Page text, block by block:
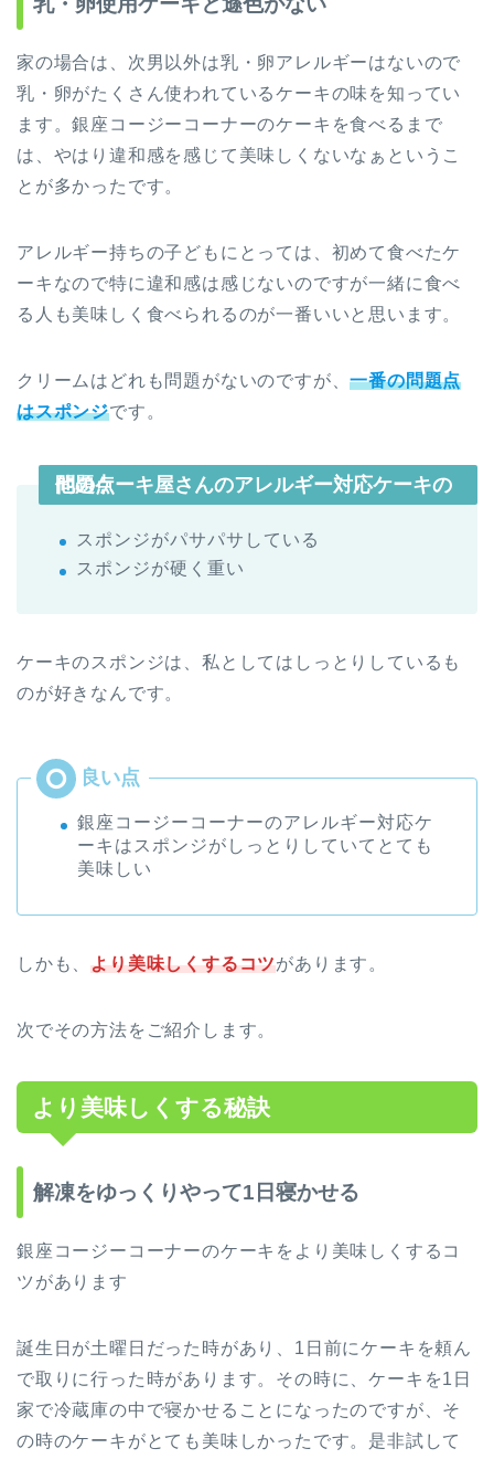
家の場合は、次男以外は乳・卵アレルギーはないので
乳・卵がたくさん使われているケーキの味を知ってい
ます。銀座コージーコーナーのケーキを食べるまで
は、やはり違和感を感じて美味しくないなぁというこ
とが多かったです。
アレルギー持ちの子どもにとっては、初めて食べたケ
ーキなので特に違和感は感じないのですが一緒に食べ
る人も美味しく食べられるのが一番いいと思います。
クリームはどれも問題がないのですが、一番の問題点
はスポンジです。
他のケーキ屋さんのアレルギー対応ケーキの問題点
スポンジがパサパサしている
スポンジが硬く重い
ケーキのスポンジは、私としてはしっとりしているも
のが好きなんです。
銀座コージーコーナーのアレルギー対応ケ
ーキはスポンジがしっとりしていてとても
美味しい
しかも、より美味しくするコツがあります。
次でその方法をご紹介します。
より美味しくする秘訣
解凍をゆっくりやって1日寝かせる
銀座コージーコーナーのケーキをより美味しくするコ
ツがあります
誕生日が土曜日だった時があり、1日前にケーキを頼ん
で取りに行った時があります。その時に、ケーキを1日
家で冷蔵庫の中で寝かせることになったのですが、そ
の時のケーキがとても美味しかったです。是非試して